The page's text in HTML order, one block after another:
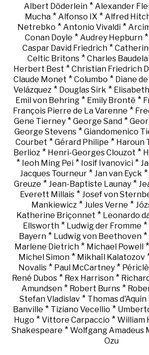
Albert Döderlein* Alexander
Mucha * Alfonso IX * Alfred
Netrebko * Antonio Vivaldi*
Conan Doyle * Audrey Hepburn *
Caspar David Friedrich*
Celtic Britons * Charles
Herbert Best * Christian Friedrich
Claude Monet * Columbo * Diane
Velázquez* Douglas Sirk *
Emil von Behring * Emily Brontë *
François Pierre de La Varenne *
Gene Tierney * George Sand *
George Stevens * Giandomenico
Courbet * Gérard Philipe * Haroun
Berlioz* Henri-Georges Clouzot *
* Ieoh Ming Pei * Iosif Ivanovici *
Jacques Tourneur* Jan van Eyck *
Greuze * Jean-Baptiste Launay*
Everett Millais * Josef von
Mankiewicz * Jules Verne *
Katherine Briçonnet * Leonardo
Ellsworth* Ludwig der Fromme *
Bayern* Ludwig von Beethoven*
Marlene Dietrich* Michael Powell *
Michel Simon * Mikhaïl Kalatozov
Novalis* Paul McCartney*
René Dubos* Rex Harrison*
Amundsen* Robert Burns*
Stefan Vladislav * Thomas d'Aquin
Banville * Tiziano Vecellio *
Hugo * Vittore Carpaccio * William
Shakespeare * Wolfgang Amadeus
Ozu